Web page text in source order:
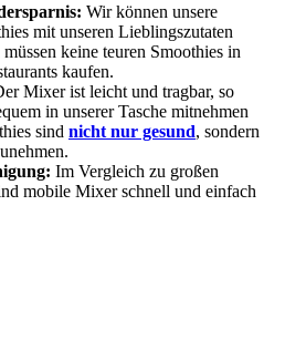
Wir können unsere
mit unseren Lieblingszutaten
keine teuren Smoothies in
kaufen.
Mixer ist leicht und tragbar, so
in unserer Tasche mitnehmen
sind nicht nur gesund, sondern
Im Vergleich zu großen
mobile Mixer schnell und einfach